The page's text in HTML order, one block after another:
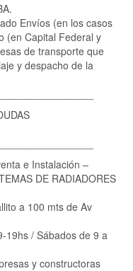
Envíos (en los casos
(en Capital Federal y
de transporte que
y despacho de la
e Instalación –
DE RADIADORES
a 100 mts de Av
19hs / Sábados de 9 a
y constructoras